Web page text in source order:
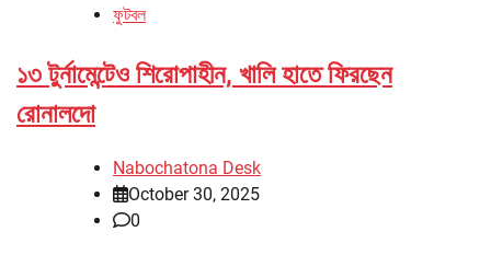
ফুটবল
১৩ টুর্নামেন্টেও শিরোপাহীন, খালি হাতে ফিরছেন
রোনালদো
Nabochatona Desk
October 30, 2025
0